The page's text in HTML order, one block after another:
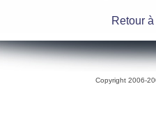
Retour
Copyright 2006-